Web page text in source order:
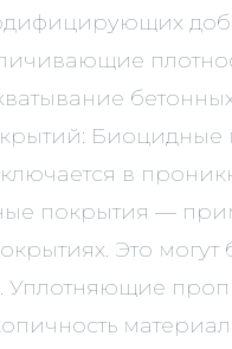
в
покрытия —
Это могут
Уплотняющие